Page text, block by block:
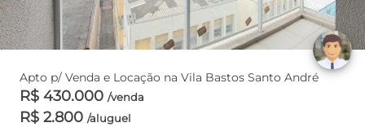
Apto p/ Venda e Locação na Vila Bastos Santo André
R$ 430.000 /venda
R$ 2.800 /aluguel